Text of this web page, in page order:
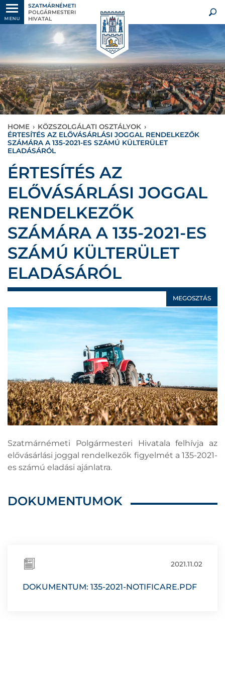
MENU
SZATMÁRNÉMETI
POLGÁRMESTERI
HIVATAL
HOME › KÖZSZOLGÁLATI OSZTÁLYOK ›
ÉRTESÍTÉS AZ ELŐVÁSÁRLÁSI JOGGAL RENDELKEZŐK
SZÁMÁRA A 135-2021-ES SZÁMÚ KÜLTERÜLET
ELADÁSÁRÓL
ÉRTESÍTÉS AZ
ELŐVÁSÁRLÁSI JOGGAL
RENDELKEZŐK
SZÁMÁRA A 135-2021-ES
SZÁMÚ KÜLTERÜLET
ELADÁSÁRÓL
MEGOSZTÁS
Szatmárnémeti Polgármesteri Hivatala felhívja az
elővásárlási joggal rendelkezők figyelmét a 135-2021-
es számú eladási ajánlatra.
DOKUMENTUMOK
2021.11.02
DOKUMENTUM: 135-2021-NOTIFICARE.PDF